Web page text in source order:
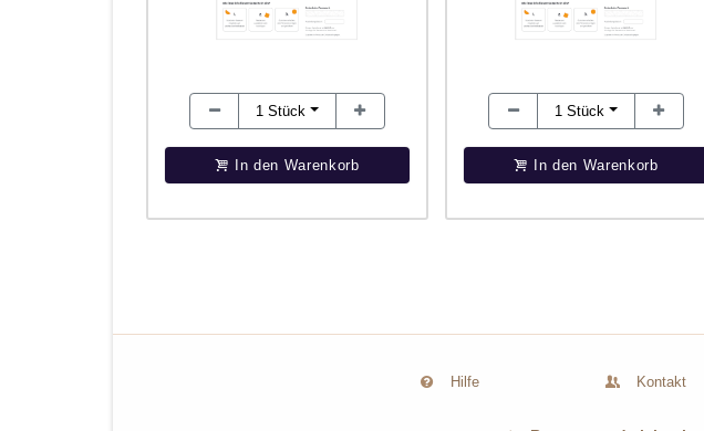
1Stück
In den Warenkorb
1Stück
In den Warenkorb
Hilfe Kontakt